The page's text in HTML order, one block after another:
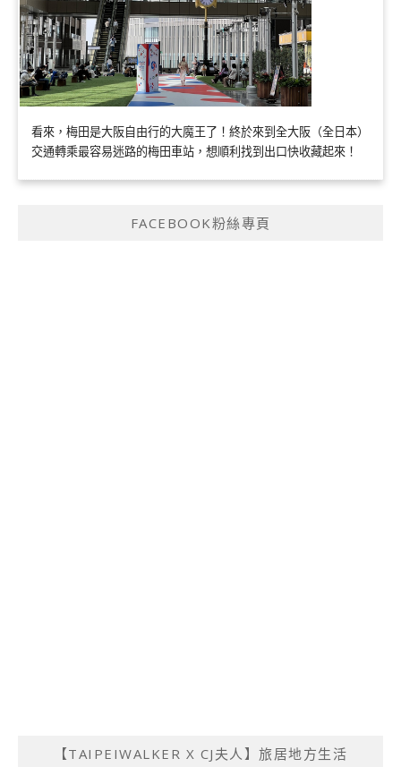
看來，梅田是大阪自由行的大魔王了！終於來到全大阪（全日本）
交通轉乘最容易迷路的梅田車站，想順利找到出口快收藏起來！
FACEBOOK粉絲專頁
【TAIPEIWALKER X CJ夫人】旅居地方生活